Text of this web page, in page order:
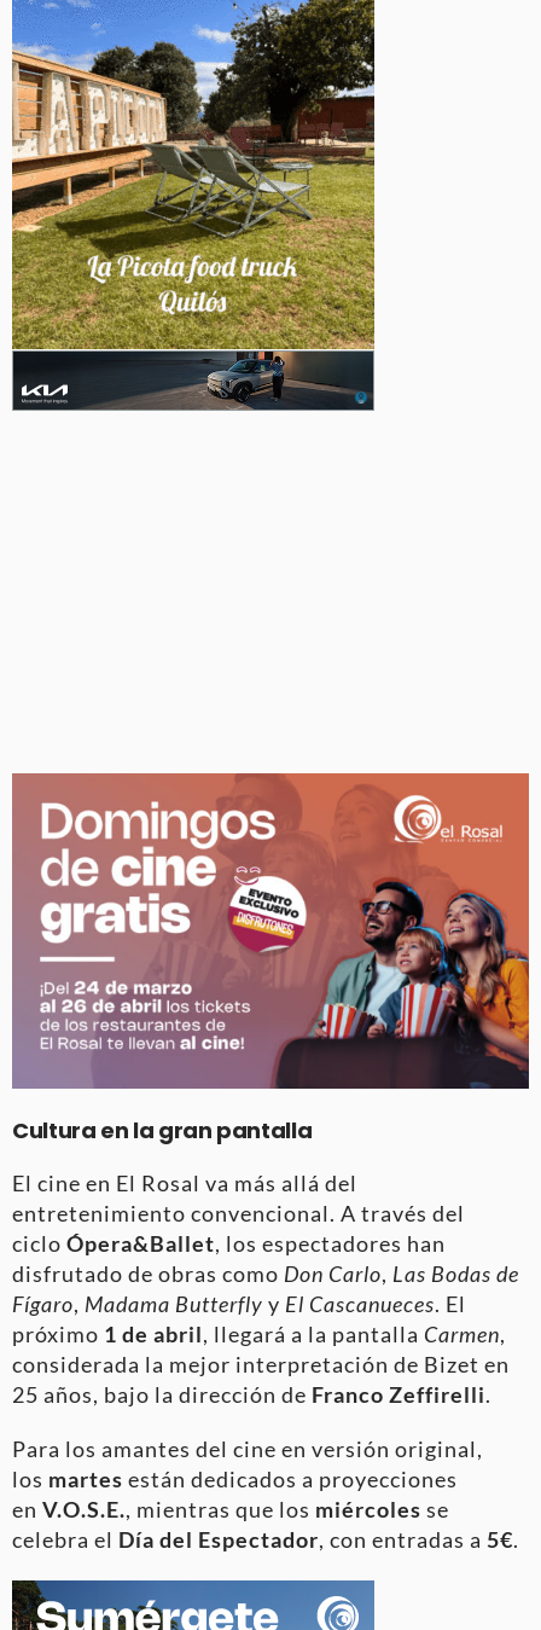
Cultura en la gran pantalla
El cine en El Rosal va más allá del
entretenimiento convencional. A través del
ciclo Ópera&Ballet, los espectadores han
disfrutado de obras como Don Carlo, Las Bodas de
Fígaro, Madama Butterfly y El Cascanueces. El
próximo 1 de abril, llegará a la pantalla Carmen,
considerada la mejor interpretación de Bizet en
25 años, bajo la dirección de Franco Zeffirelli.
Para los amantes del cine en versión original,
los martes están dedicados a proyecciones
en V.O.S.E., mientras que los miércoles se
celebra el Día del Espectador, con entradas a 5€.